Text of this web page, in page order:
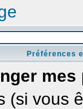
Préférences
(si vous